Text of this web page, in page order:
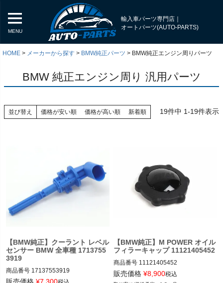
MENU
輸入車パーツ専門店｜
オートパーツ(AUTO-PARTS)
HOME メーカーから探す BMW純正パーツ BMW純正エンジン周りパーツ
BMW 純正エンジン周り 汎用パーツ
並び替え 価格が安い順 価格が高い順 新着順 19件中 1-19件表示
【BMW純正】クーラント レベル
センサー BMW 全車種 1713755
3919
商品番号 17137553919
17137553919
販売価格 ¥7,300
【BMW純正】M POWER オイル
フィラーキャップ 11121405452
商品番号 11121405452
11121405452
販売価格 ¥8,900税込